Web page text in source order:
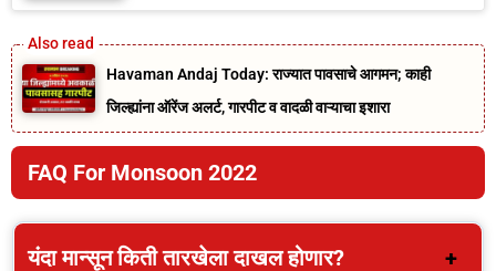
Havaman Andaj Today: राज्यात पावसाचे आगमन; काही
जिल्ह्यांना ऑरेंज अलर्ट, गारपीट व वादळी वाऱ्याचा इशारा
FAQ For Monsoon 2022
यंदा मान्सून किती तारखेला दाखल होणार?